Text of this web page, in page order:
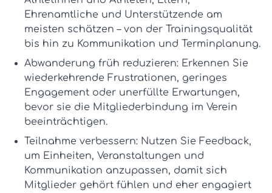
Ehrenamtliche und Unterstützende am
meisten schätzen – von der Trainingsqualität
bis hin zu Kommunikation und Terminplanung.
Abwanderung früh reduzieren: Erkennen Sie
wiederkehrende Frustrationen, geringes
Engagement oder unerfüllte Erwartungen,
bevor sie die Mitgliederbindung im Verein
beeinträchtigen.
Teilnahme verbessern: Nutzen Sie Feedback,
um Einheiten, Veranstaltungen und
Kommunikation anzupassen, damit sich
Mitglieder gehört fühlen und eher engagiert